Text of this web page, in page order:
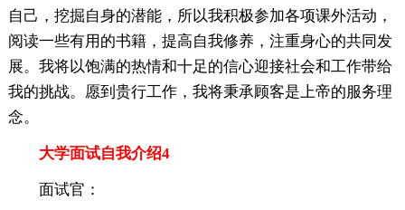
自己，挖掘自身的潜能，所以我积极参加各项课外活动，
阅读一些有用的书籍，提高自我修养，注重身心的共同发
展。我将以饱满的热情和十足的信心迎接社会和工作带给
我的挑战。愿到贵行工作，我将秉承顾客是上帝的服务理
念。
大学面试自我介绍4
面试官：